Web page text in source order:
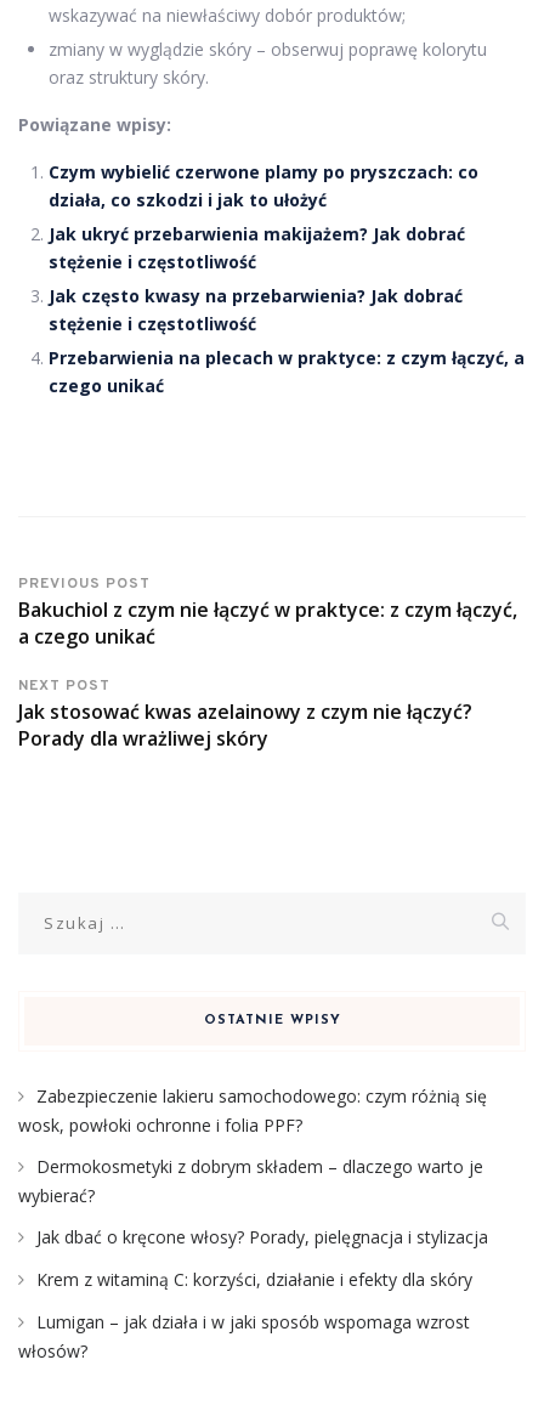
wskazywać na niewłaściwy dobór produktów;
zmiany w wyglądzie skóry – obserwuj poprawę kolorytu
oraz struktury skóry.
Powiązane wpisy:
Czym wybielić czerwone plamy po pryszczach: co
działa, co szkodzi i jak to ułożyć
Jak ukryć przebarwienia makijażem? Jak dobrać
stężenie i częstotliwość
Jak często kwasy na przebarwienia? Jak dobrać
stężenie i częstotliwość
Przebarwienia na plecach w praktyce: z czym łączyć, a
czego unikać
PREVIOUS POST
Bakuchiol z czym nie łączyć w praktyce: z czym łączyć,
a czego unikać
NEXT POST
Jak stosować kwas azelainowy z czym nie łączyć?
Porady dla wrażliwej skóry
OSTATNIE WPISY
Zabezpieczenie lakieru samochodowego: czym różnią się
wosk, powłoki ochronne i folia PPF?
Dermokosmetyki z dobrym składem – dlaczego warto je
wybierać?
Jak dbać o kręcone włosy? Porady, pielęgnacja i stylizacja
Krem z witaminą C: korzyści, działanie i efekty dla skóry
Lumigan – jak działa i w jaki sposób wspomaga wzrost
włosów?